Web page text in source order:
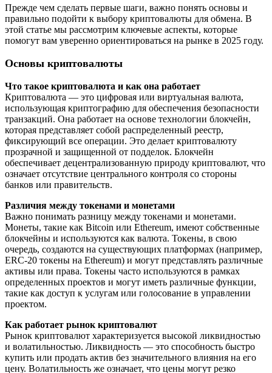
Прежде чем сделать первые шаги, важно понять основы и
правильно подойти к выбору криптовалюты для обмена. В
этой статье мы рассмотрим ключевые аспекты, которые
помогут вам уверенно ориентироваться на рынке в 2025 году.
Основы криптовалюты
Что такое криптовалюта и как она работает
Криптовалюта — это цифровая или виртуальная валюта,
использующая криптографию для обеспечения безопасности
транзакций. Она работает на основе технологии блокчейн,
которая представляет собой распределенный реестр,
фиксирующий все операции. Это делает криптовалюту
прозрачной и защищенной от подделок. Блокчейн
обеспечивает децентрализованную природу криптовалют, что
означает отсутствие центрального контроля со стороны
банков или правительств.
Различия между токенами и монетами
Важно понимать разницу между токенами и монетами.
Монеты, такие как Bitcoin или Ethereum, имеют собственные
блокчейны и используются как валюта. Токены, в свою
очередь, создаются на существующих платформах (например,
ERC-20 токены на Ethereum) и могут представлять различные
активы или права. Токены часто используются в рамках
определенных проектов и могут иметь различные функции,
такие как доступ к услугам или голосование в управлении
проектом.
Как работает рынок криптовалют
Рынок криптовалют характеризуется высокой ликвидностью
и волатильностью. Ликвидность — это способность быстро
купить или продать актив без значительного влияния на его
цену. Волатильность же означает, что цены могут резко